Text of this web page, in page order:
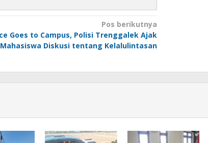
Pos berikutnya
Goes to Campus, Polisi Trenggalek Ajak
Mahasiswa Diskusi tentang Kelalulintasan